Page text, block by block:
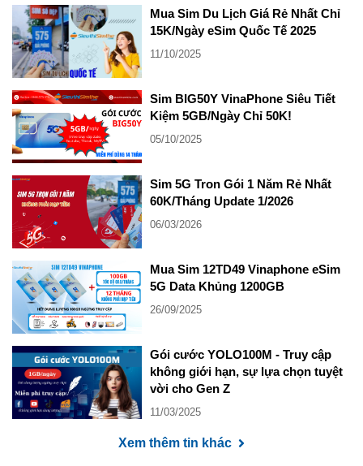
Mua Sim Du Lịch Giá Rẻ Nhất Chỉ
15K/Ngày eSim Quốc Tế 2025
11/10/2025
Sim BIG50Y VinaPhone Siêu Tiết
Kiệm 5GB/Ngày Chỉ 50K!
05/10/2025
Sim 5G Tron Gói 1 Năm Rẻ Nhất
60K/Tháng Update 1/2026
06/03/2026
Mua Sim 12TD49 Vinaphone eSim
5G Data Khủng 1200GB
26/09/2025
Gói cước YOLO100M - Truy cập
không giới hạn, sự lựa chọn tuyệt
vời cho Gen Z
11/03/2025
Xem thêm tin khác